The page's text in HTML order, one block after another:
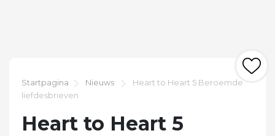
Startpagina Nieuws
Heart to Heart 5 Beroemde
liefdesbrieven
Heart to Heart 5